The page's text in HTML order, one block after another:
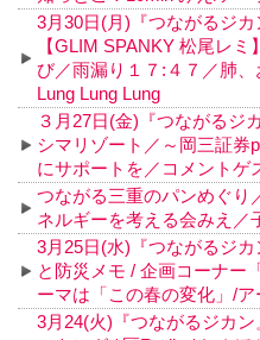
3月30日(月)『つながるジ
【GLIM SPANKY 松尾レ
び／雨漏り１７:４７／肺
Lung Lung Lung
３月27日(金)『つながるジ
シマリゾート／～岡三証券
にサポートを／コメントゲ
つながる三重のパンめぐり
ネルギーを考える会みえ／
3月25日(水)『つながるジ
と防災メモ / 企画コーナー
ーマは「この春の変化」/ア
3月24(火)『つながるジカ